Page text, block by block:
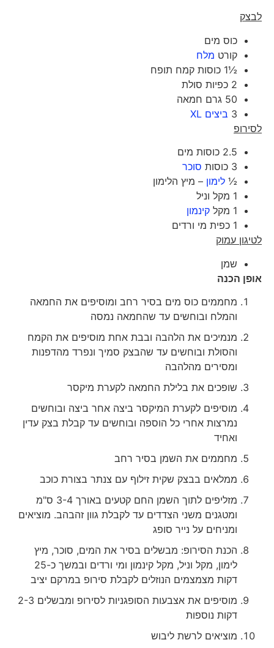
לבצק
כוס מים
קורטמלח
½1 כוסות קמח תופח
2 כפיות סולת
50 גרם חמאה
3
ביצים XL
לסירופ
2.5 כוסות מים
3 כוסות
סוכר
½ לימון– מיץ הלימון
1 מקל וניל
1 מקל
קינמון
1 כפית מי ורדים
לטיגון עמוק
שמן
אופן הכנה
מחממים כוס מים בסיר רחב ומוסיפים את החמאה
והמלח ובוחשים עד שהחמאה נמסה
מנמיכים את הלהבה ובבת אחת מוסיפים את הקמח
והסולת ובוחשים עד שהבצק סמיך ונפרד מהדפנות
ומסירים מהלהבה
שופכים את בלילת החמאה לקערת מיקסר
מוסיפים לקערת המיקסר ביצה אחר ביצה ובוחשים
נמרצות אחרי כל הוספה ובוחשים עד קבלת בצק עדין
ואחיד
מחממים את השמן בסיר רחב
ממלאים בבצק שקית זילוף עם צנתר בצורת כוכב
מזליפים לתוך השמן החם קטעים באורך 3-4 ס"מ
ומטגנים משני הצדדים עד לקבלת גוון זהבהב. מוציאים
ומניחים על נייר סופג
הכנת הסירופ: מבשלים בסיר את המים, סוכר, מיץ
לימון, מקל וניל, מקל קינמון ומי ורדים ובמשך כ-25
דקות מצמצמים הנוזלים לקבלת סירופ במרקם יציב
מוסיפים את אצבעות הסופגניות לסירופ ומבשלים 2-3
דקות נוספות
מוציאים לרשת ליבוש